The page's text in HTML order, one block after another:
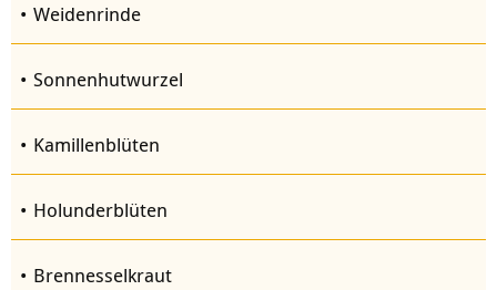
Weidenrinde
Sonnenhutwurzel
Kamillenblüten
Holunderblüten
Brennesselkraut